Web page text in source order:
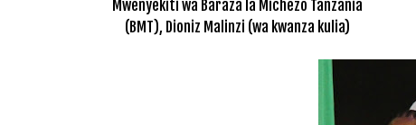
Mwenyekiti wa Baraza la Michezo Tanzania
(BMT), Dioniz Malinzi (wa kwanza kulia)